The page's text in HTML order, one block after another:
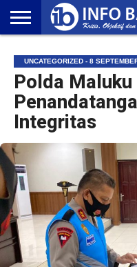
NASIONAL
AMBONIA
MALUKU
EKONOMI
POLITIK
OLAHRAGA
LIFESTYLE
REDAKSI
UNCATEGORIZED - 8
Polda Maluku
Integritas